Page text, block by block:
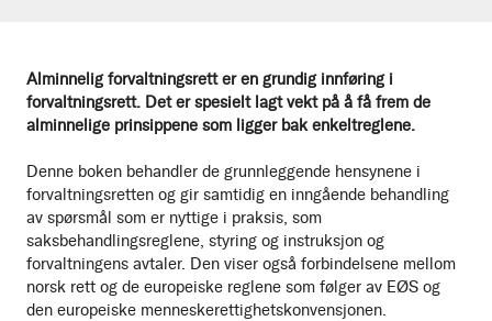
Alminnelig forvaltningsrett er en grundig innføring i
forvaltningsrett. Det er spesielt lagt vekt på å få frem de
alminnelige prinsippene som ligger bak enkeltreglene.
Denne boken behandler de grunnleggende hensynene i
forvaltningsretten og gir samtidig en inngående behandling
av spørsmål som er nyttige i praksis, som
saksbehandlingsreglene, styring og instruksjon og
forvaltningens avtaler. Den viser også forbindelsene mellom
norsk rett og de europeiske reglene som følger av EØS og
den europeiske menneskerettighetskonvensjonen.